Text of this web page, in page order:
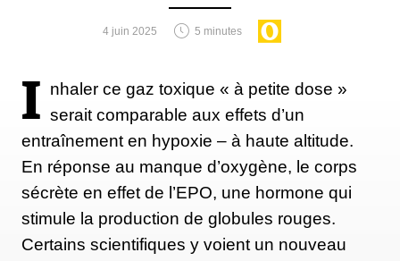
actuelle championne olympique du contre-la-montre
individuel, qui a déclaré que la diversité du parcours
cette épreuve féminine. De son côté, la cycliste sud-
africaine Ashleigh Moolman-Pasio, l’une des
personnalités les plus à même de réclamerplus
d’égalitédans les courses féminines, a souligné que
l’inclusion des deux étapes de montagne était un
excellent test pour le peloton féminin. « Cela a
dépassé toutes nos attentes. Il y en a pour tout le
4 juin 2025 5 minutes
I nhaler ce gaz toxique « à petite dose »
serait comparable aux effets d’un
entraînement en hypoxie – à haute altitude.
En réponse au manque d’oxygène, le corps
sécrète en effet de l’EPO, une hormone qui
stimule la production de globules rouges.
Certains scientifiques y voient un nouveau